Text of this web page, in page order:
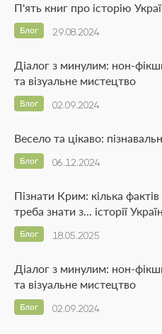
П'ять книг про історію
29.08.2024
Блог
Діалог з минулим: нон-
та візуальне мистецтво
02.09.2024
Блог
Весело та цікаво:
06.12.2024
Блог
Пізнати Крим: кілька
треба знати з... історії
18.05.2025
Блог
Діалог з минулим: нон-
та візуальне мистецтво
02.09.2024
Блог